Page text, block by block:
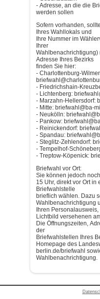
- Adresse, an die die
werden sollen
Sofern vorhanden,
Ihres Wahllokals und
Ihre Nummer im
Ihrer
Wahlbenachrichtigung)
Adresse Ihres Bezirks
finden Sie hier:
- Charlottenburg-
- Friedrichshain-
- Lichtenberg:
- Marzahn-
- Mitte: briefwahl@ba-
- Neukölln:
- Pankow:
- Reinickendorf:
- Spandau:
- Steglitz-Zehlendorf:
- Tempelhof-
- Treptow-Köpenick:
Briefwahl vor Ort:
Sie können jedoch
15 Uhr, direkt vor Ort in
Briefwahlstelle
brieflich wählen. Dazu
Wahlbenachrichtigung
Ihren
Lichtbild versehenen
Die Öffnungszeiten,
der
Briefwahlstellen Ihres
Homepage des
berlin.de/briefwahl
Wahlbenachrichtigung.